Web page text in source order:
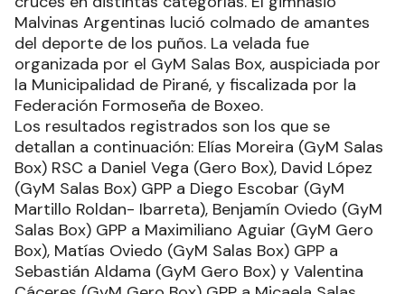
Malvinas Argentinas lució colmado de amantes
del deporte de los puños. La velada fue
organizada por el GyM Salas Box, auspiciada por
la Municipalidad de Pirané, y fiscalizada por la
Federación Formoseña de Boxeo.
Los resultados registrados son los que se
detallan a continuación: Elías Moreira (GyM Salas
Box) RSC a Daniel Vega (Gero Box), David López
(GyM Salas Box) GPP a Diego Escobar (GyM
Martillo Roldan- Ibarreta), Benjamín Oviedo (GyM
Salas Box) GPP a Maximiliano Aguiar (GyM Gero
Box), Matías Oviedo (GyM Salas Box) GPP a
Sebastián Aldama (GyM Gero Box) y Valentina